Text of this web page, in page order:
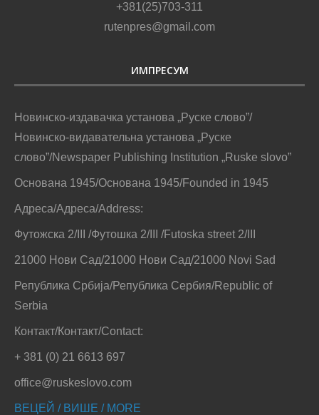
+381(25)703-311
rutenpres@gmail.com
ИМПРЕСУМ
Новинско-издавачка установа „Руске слово”/
Новинско-видавательна установа „Руске
слово”/Newspaper Publishing Institution „Ruske slovo”
Основана 1945/Основана 1945/Founded in 1945
Адреса/Адреса/Address:
Футожска 2/III /Футошка 2/III /Futoska street 2/III
21000 Нови Сад/21000 Нови Сад/21000 Novi Sad
Република Србија/Република Сербия/Republic of
Serbia
Контакт/Контакт/Contact:
+ 381 (0) 21 6613 697
office@ruskeslovo.com
ВЕЦЕЙ / ВИШЕ / MORE